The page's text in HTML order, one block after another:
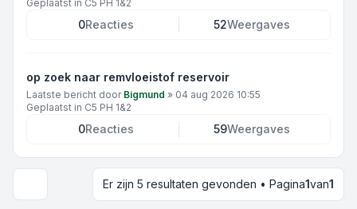
Geplaatst in C5 PH 1&2
0Reacties 52Weergaves
op zoek naar remvloeistof reservoir
Laatste bericht door Bigmund » 04 aug 2026 10:55
Geplaatst in C5 PH 1&2
0Reacties 59Weergaves
Weergave- en sorteeroptiesEr zijn 5 resultaten gevonden • Pagina1van1